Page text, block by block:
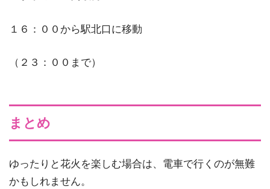
１６：００から駅北口に移動
（２３：００まで）
まとめ
ゆったりと花火を楽しむ場合は、電車で行くのが無難
かもしれません。